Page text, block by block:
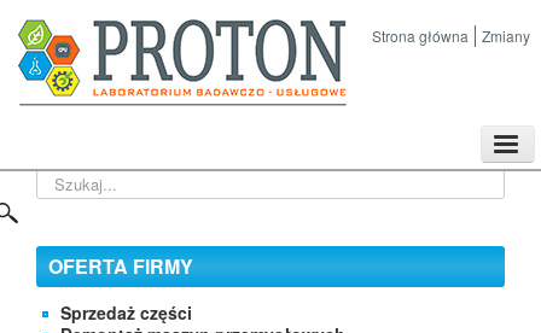
Strona główna Zmiany
Kontakt
Szukaj...
OFERTA FIRMY
Sprzedaż części